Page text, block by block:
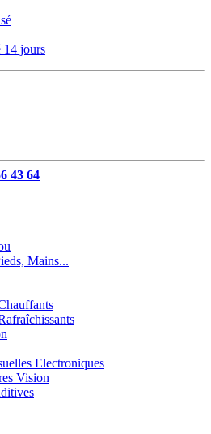
14 jours
43 64
Mains...
Electroniques
Vision